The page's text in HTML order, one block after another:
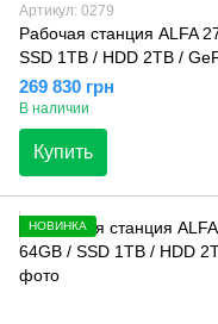
Артикул: 0279
Рабочая станция ALFA
SSD 1TB / HDD 2TB /
269 830 грн
В наличии
Купить
НОВИНКА